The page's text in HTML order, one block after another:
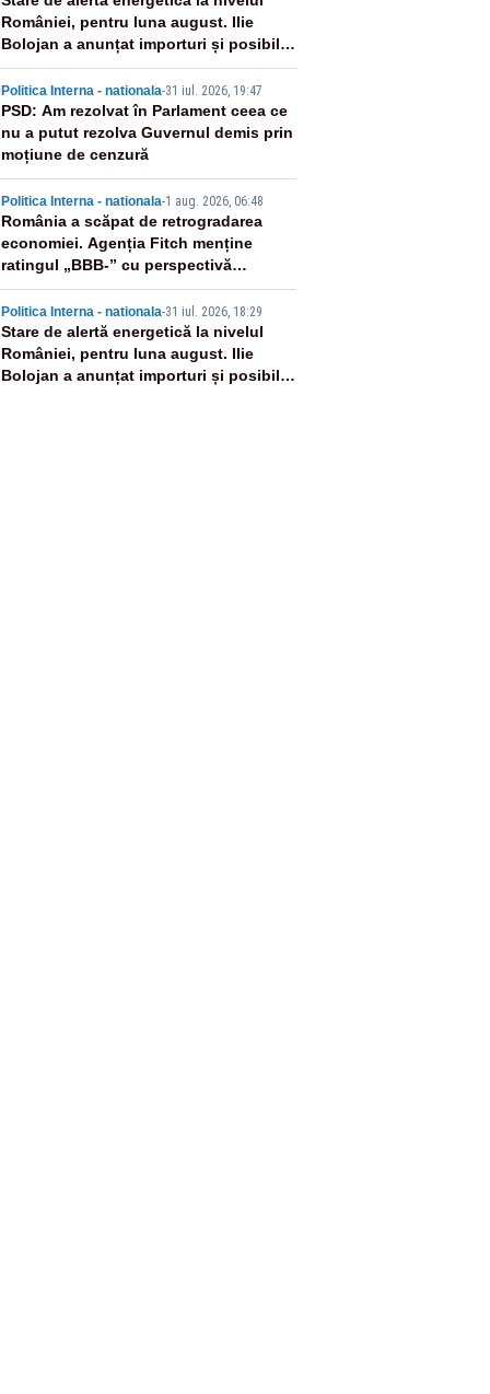
României, pentru luna august. Ilie
Bolojan a anunțat importuri și posibile
restricții – VIDEO
Politica Interna - nationala-31 iul. 2026, 19:47
PSD: Am rezolvat în Parlament ceea ce
nu a putut rezolva Guvernul demis prin
moțiune de cenzură
Politica Interna - nationala-1 aug. 2026, 06:48
România a scăpat de retrogradarea
economiei. Agenția Fitch menține
ratingul „BBB-” cu perspectivă
negativă
Politica Interna - nationala-31 iul. 2026, 18:29
Stare de alertă energetică la nivelul
României, pentru luna august. Ilie
Bolojan a anunțat importuri și posibile